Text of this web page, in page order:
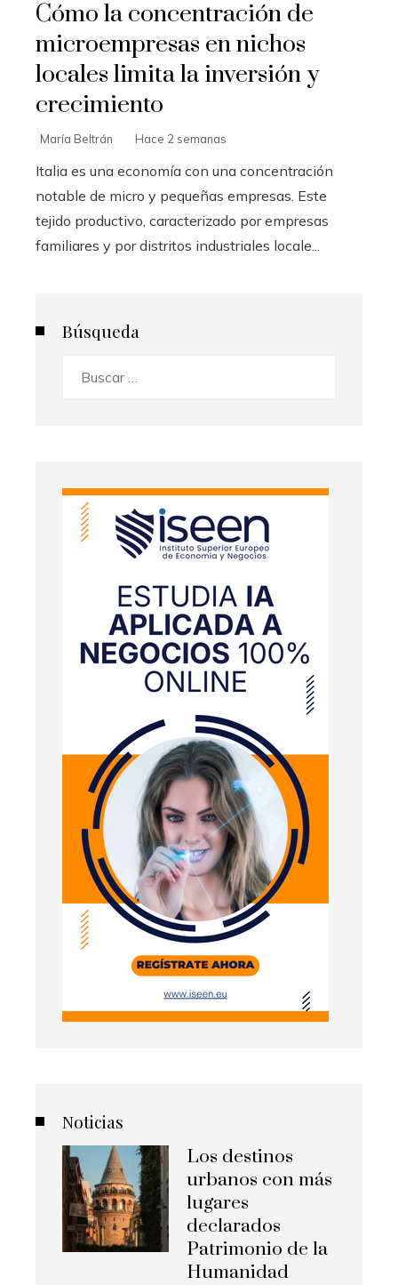
Cómo la concentración de
microempresas en nichos
locales limita la inversión y
crecimiento
María Beltrán Hace 2 semanas
Italia es una economía con una concentración
notable de micro y pequeñas empresas. Este
tejido productivo, caracterizado por empresas
familiares y por distritos industriales locale...
Búsqueda
Noticias
Los destinos
urbanos con más
lugares
declarados
Patrimonio de la
Humanidad